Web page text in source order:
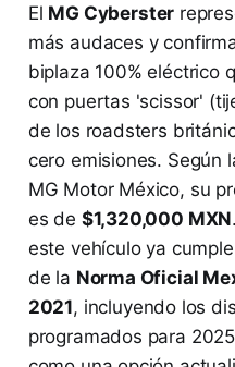
El MG Cyberster
más audaces y
biplaza 100% eléctrico
con puertas 'scissor'
de los roadsters
cero emisiones. Según
MG Motor México, su
es de $1,320,000 MXN
este vehículo ya
de la Norma Oficial
2021, incluyendo los
programados para